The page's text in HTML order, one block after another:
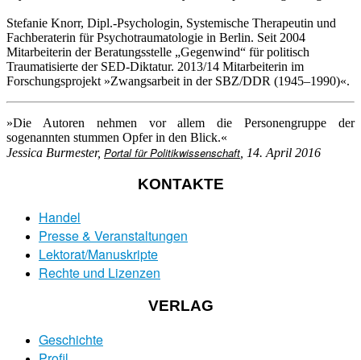
Stefanie Knorr, Dipl.-Psychologin, Systemische Therapeutin und
Fachberaterin für Psychotraumatologie in Berlin. Seit 2004
Mitarbeiterin der Beratungsstelle „Gegenwind“ für politisch
Traumatisierte der SED-Diktatur. 2013/14 Mitarbeiterin im
Forschungsprojekt »Zwangsarbeit in der SBZ/DDR (1945–1990)«.
»Die Autoren nehmen vor allem die Personengruppe der
sogenannten stummen Opfer in den Blick.«
Jessica Burmester, Portal für Politikwissenschaft , 14. April 2016
KONTAKTE
Handel
Presse & Veranstaltungen
Lektorat/Manuskripte
Rechte und Lizenzen
VERLAG
Geschichte